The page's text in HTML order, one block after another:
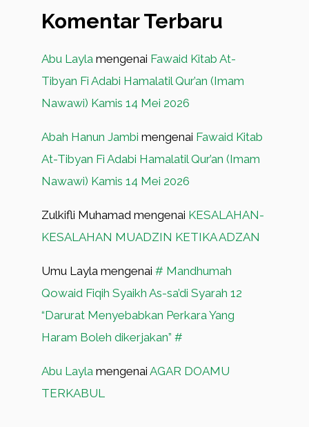
Komentar Terbaru
Abu Layla mengenai Fawaid Kitab At-
Tibyan Fi Adabi Hamalatil Qur’an (Imam
Nawawi) Kamis 14 Mei 2026
Abah Hanun Jambi mengenai Fawaid Kitab
At-Tibyan Fi Adabi Hamalatil Qur’an (Imam
Nawawi) Kamis 14 Mei 2026
Zulkifli Muhamad mengenai KESALAHAN-
KESALAHAN MUADZIN KETIKA ADZAN
Umu Layla mengenai # Mandhumah
Qowaid Fiqih Syaikh As-sa’di Syarah 12
“Darurat Menyebabkan Perkara Yang
Haram Boleh dikerjakan” #
Abu Layla mengenai AGAR DOAMU
TERKABUL